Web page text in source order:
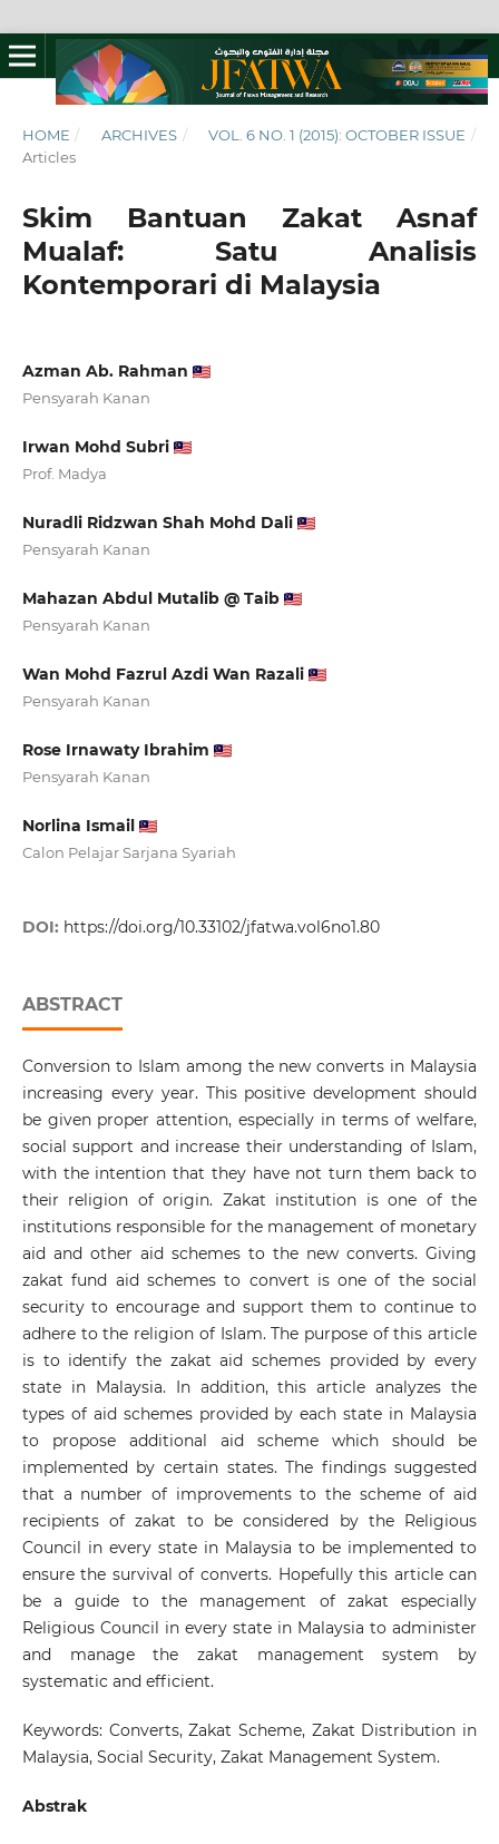
HOME / ARCHIVES / VOL. 6 NO. 1 (2015): OCTOBER ISSUE /
Articles
Skim Bantuan Zakat Asnaf
Mualaf: Satu Analisis
Kontemporari di Malaysia
Azman Ab. Rahman
Pensyarah Kanan
Irwan Mohd Subri
Prof. Madya
Nuradli Ridzwan Shah Mohd Dali
Pensyarah Kanan
Mahazan Abdul Mutalib @ Taib
Pensyarah Kanan
Wan Mohd Fazrul Azdi Wan Razali
Pensyarah Kanan
Rose Irnawaty Ibrahim
Pensyarah Kanan
Norlina Ismail
Calon Pelajar Sarjana Syariah
DOI: https://doi.org/10.33102/jfatwa.vol6no1.80
ABSTRACT
Conversion to Islam among the new converts in Malaysia
increasing every year. This positive development should
be given proper attention, especially in terms of welfare,
social support and increase their understanding of Islam,
with the intention that they have not turn them back to
their religion of origin. Zakat institution is one of the
institutions responsible for the management of monetary
aid and other aid schemes to the new converts. Giving
zakat fund aid schemes to convert is one of the social
security to encourage and support them to continue to
adhere to the religion of Islam. The purpose of this article
is to identify the zakat aid schemes provided by every
state in Malaysia. In addition, this article analyzes the
types of aid schemes provided by each state in Malaysia
to propose additional aid scheme which should be
implemented by certain states. The findings suggested
that a number of improvements to the scheme of aid
recipients of zakat to be considered by the Religious
Council in every state in Malaysia to be implemented to
ensure the survival of converts. Hopefully this article can
be a guide to the management of zakat especially
Religious Council in every state in Malaysia to administer
and manage the zakat management system by
systematic and efficient.
Keywords: Converts, Zakat Scheme, Zakat Distribution in
Malaysia, Social Security, Zakat Management System.
Abstrak